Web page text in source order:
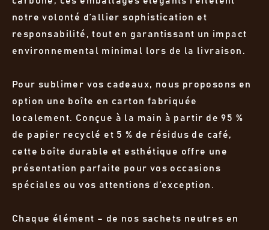
notre volonté d’allier sophistication et
responsabilité, tout en garantissant un impact
environnemental minimal lors de la livraison.
Pour sublimer vos cadeaux, nous proposons en
option une boîte en carton fabriquée
localement. Conçue à la main à partir de 95 %
de papier recyclé et 5 % de résidus de café,
cette boîte durable et esthétique offre une
présentation parfaite pour vos occasions
spéciales ou vos attentions d’exception.
Chaque élément – de nos sachets neutres en